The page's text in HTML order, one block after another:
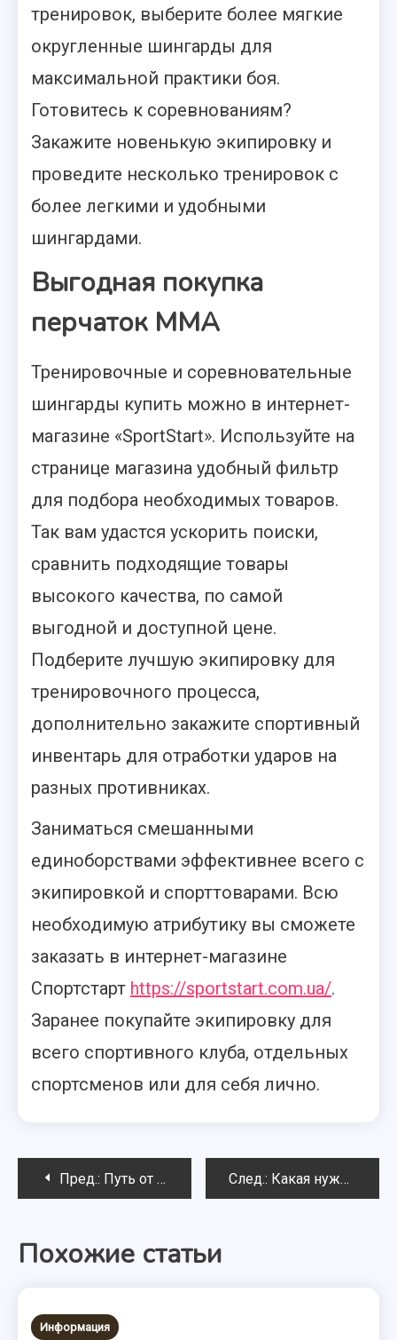
тренировок, выберите более мягкие
округленные шингарды для
максимальной практики боя.
Готовитесь к соревнованиям?
Закажите новенькую экипировку и
проведите несколько тренировок с
более легкими и удобными
шингардами.
Выгодная покупка
перчаток ММА
Тренировочные и соревновательные
шингарды купить можно в интернет-
магазине «SportStart». Используйте на
странице магазина удобный фильтр
для подбора необходимых товаров.
Так вам удастся ускорить поиски,
сравнить подходящие товары
высокого качества, по самой
выгодной и доступной цене.
Подберите лучшую экипировку для
тренировочного процесса,
дополнительно закажите спортивный
инвентарь для отработки ударов на
разных противниках.
Заниматься смешанными
единоборствами эффективнее всего с
экипировкой и спорттоварами. Всю
необходимую атрибутику вы сможете
заказать в интернет-магазине
Спортстарт https://sportstart.com.ua/.
Заранее покупайте экипировку для
всего спортивного клуба, отдельных
спортсменов или для себя лично.
Навигация
записям
Пред.: Путь от старинных танцев до современности. История развития танца След.: Какая нужна одежда для гимнастики
Похожие статьи
Информация